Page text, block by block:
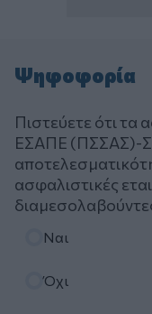
Ψηφοφορία
Πιστεύετε ότι
ΕΣΑΠΕ (ΠΣΣΑΣ)-
ασφαλιστικές
Ναι
Όχι